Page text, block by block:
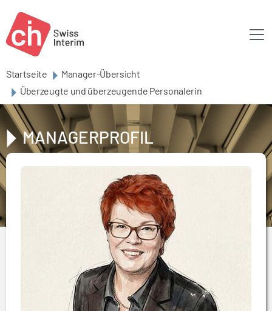
Startseite
Manager-Übersicht
Überzeugte und überzeugende Personalerin
MANAGERPROFIL